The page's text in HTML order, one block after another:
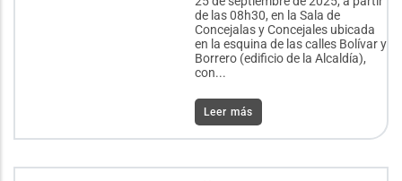
de las 08h30, en la Sala de
Concejalas y Concejales ubicada
en la esquina de las calles Bolívar y
Borrero (edificio de la Alcaldía),
con...
Leer más